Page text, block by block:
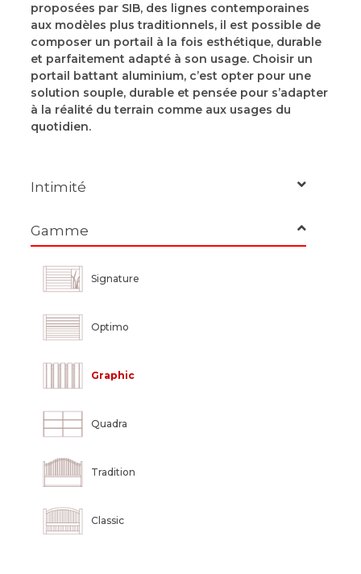
proposées par SIB, des lignes contemporaines
aux modèles plus traditionnels, il est possible de
composer un portail à la fois esthétique, durable
et parfaitement adapté à son usage. Choisir un
portail battant aluminium, c’est opter pour une
solution souple, durable et pensée pour s’adapter
à la réalité du terrain comme aux usages du
quotidien.
Intimité
Gamme
Signature
Optimo
Graphic
Quadra
Tradition
Classic